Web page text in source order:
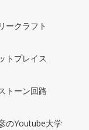
ークラフト
トプレイス
トーン回路
のYoutube大学